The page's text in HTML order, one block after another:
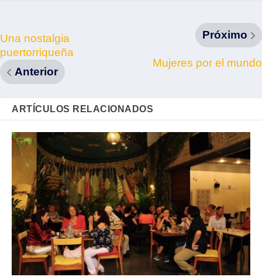
Una nostalgia
puertorriqueña
Anterior
Próximo
Mujeres por el mundo
ARTÍCULOS RELACIONADOS